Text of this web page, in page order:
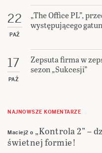
22
PAŹ
„The Office PL”,
występującego
17
PAŹ
Zepsuta firma w
sezon „Sukcesji”
NAJNOWSZE KOMENTARZE
Maciej2 o „Kontrola 2” –
świetnej formie!